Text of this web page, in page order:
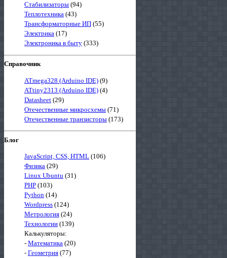
Стабилизаторы (94)
Теплотехника (43)
Трансформаторные ИП (55)
Электрика (17)
Электроника в быту (333)
Справочник
ATmega328 (Arduino IDE) (9)
ATtiny2313 (Arduino IDE) (4)
Datasheet (29)
Отечественные микросхемы (71)
Отечественные транзисторы (173)
Блог
JavaScript, CSS, HTML (106)
Физика (29)
Linux Ubuntu (31)
PHP (103)
Python (14)
Wordpress (124)
Метрология (24)
Технологии (139)
Калькуляторы:
- Математика (20)
- Геометрия (77)